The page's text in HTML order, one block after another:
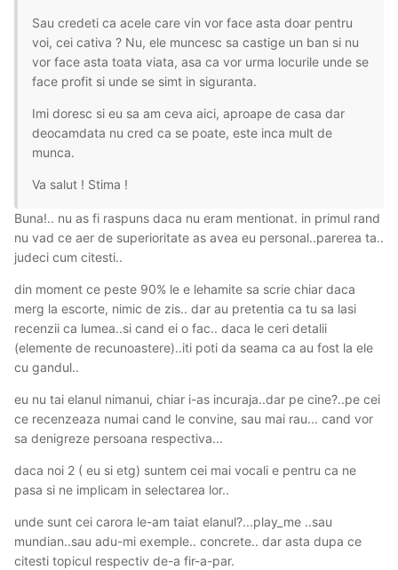
Sau credeti ca acele care vin vor face asta doar pentru
voi, cei cativa ? Nu, ele muncesc sa castige un ban si nu
vor face asta toata viata, asa ca vor urma locurile unde se
face profit si unde se simt in siguranta.
Imi doresc si eu sa am ceva aici, aproape de casa dar
deocamdata nu cred ca se poate, este inca mult de
munca.
Va salut ! Stima !
Buna!.. nu as fi raspuns daca nu eram mentionat. in primul rand
nu vad ce aer de superioritate as avea eu personal..parerea ta..
judeci cum citesti..
din moment ce peste 90% le e lehamite sa scrie chiar daca
merg la escorte, nimic de zis.. dar au pretentia ca tu sa lasi
recenzii ca lumea..si cand ei o fac.. daca le ceri detalii
(elemente de recunoastere)..iti poti da seama ca au fost la ele
cu gandul..
eu nu tai elanul nimanui, chiar i-as incuraja..dar pe cine?..pe cei
ce recenzeaza numai cand le convine, sau mai rau... cand vor
sa denigreze persoana respectiva...
daca noi 2 ( eu si etg) suntem cei mai vocali e pentru ca ne
pasa si ne implicam in selectarea lor..
unde sunt cei carora le-am taiat elanul?...play_me ..sau
mundian..sau adu-mi exemple.. concrete.. dar asta dupa ce
citesti topicul respectiv de-a fir-a-par.